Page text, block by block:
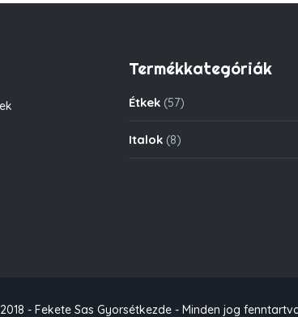
Termékkategóriák
Étkek (57)
Italok (8)
- Fekete Sas Gyorsétkezde - Minden jog